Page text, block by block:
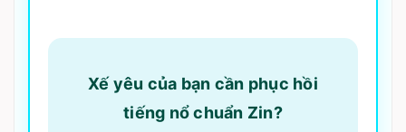
Xế yêu của bạn cần phục hồi
tiếng nổ chuẩn Zin?